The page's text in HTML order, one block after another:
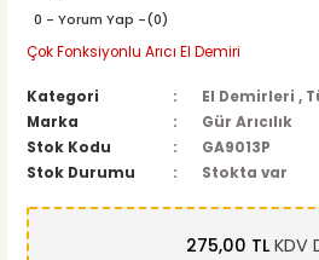
0 - Yorum Yap -(0)
Çok Fonksiyonlu Arıcı El Demiri
Kategori El Demirleri ,
Marka
Gür Arıcılık
Stok Kodu
GA9013P
Stok Durumu
Stokta var
275,00 TL KDV